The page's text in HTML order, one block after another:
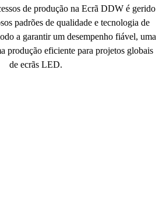
de produção na Ecrã DDWé gerido
padrões de qualidade e tecnologia de
a garantir um desempenho fiável, uma
produção eficiente para projetos globais
de ecrãs LED.